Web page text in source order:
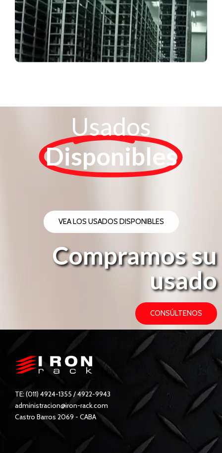
Estanterías metálicas
Usados
Disponibles
VEA LOS USADOS DISPONIBLES
Compramos su
usado
CONSÚLTENOS
TE: (011) 4924-1355 / 4922-9943
administracion@iron-rack.com
Castro Barros 2069 - CABA